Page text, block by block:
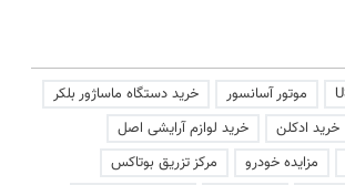
موتور آسانسور
خرید دستگاه ماساژور بلکر
خرید ادکلن
خرید لوازم آرایشی اصل
مزایده خودرو
مرکز تزریق بوتاکس